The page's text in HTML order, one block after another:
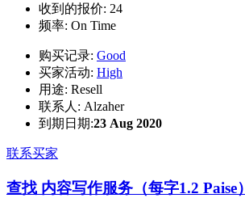
收到的报价: 24
频率: On Time
购买记录: Good
买家活动: High
用途: Resell
联系人: Alzaher
到期日期:23 Aug 2020
联系买家
查找 内容写作服务（每字1.2 Paise）